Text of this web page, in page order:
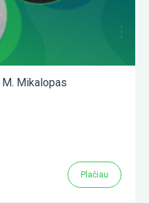
M. Mikalopas
Plačiau